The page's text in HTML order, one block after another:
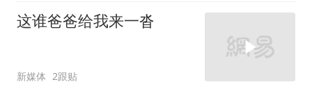
这谁爸爸给我来一沓
新媒体 2跟贴